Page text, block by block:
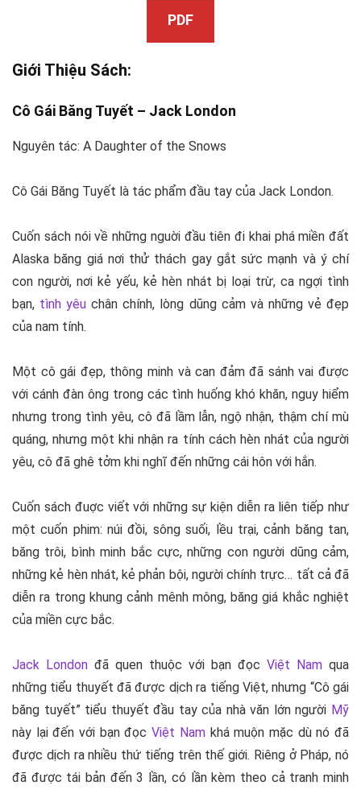
PDF
Giới Thiệu Sách:
Cô Gái Băng Tuyết – Jack London
Nguyên tác: A Daughter of the Snows
Cô Gái Băng Tuyết là tác phẩm đầu tay của Jack London.
Cuốn sách nói về những nguời đầu tiên đi khai phá miền đất
Alaska băng giá nơi thử thách gay gắt sức mạnh và ý chí
con người, nơi kẻ yếu, kẻ hèn nhát bị loại trừ, ca ngợi tình
bạn, tình yêu chân chính, lòng dũng cảm và những vẻ đẹp
của nam tính.
Một cô gái đẹp, thông minh và can đảm đã sánh vai được
với cánh đàn ông trong các tình huống khó khăn, nguy hiểm
nhưng trong tình yêu, cô đã lầm lẫn, ngộ nhận, thậm chí mù
quáng, nhưng một khi nhận ra tính cách hèn nhát của người
yêu, cô đã ghê tởm khi nghĩ đến những cái hôn với hắn.
Cuốn sách đuợc viết với những sự kiện diễn ra liên tiếp như
một cuốn phim: núi đồi, sông suối, lều trại, cảnh băng tan,
băng trôi, bình minh bắc cực, những con người dũng cảm,
những kẻ hèn nhát, kẻ phản bội, người chính trực… tất cả đã
diễn ra trong khung cảnh mênh mông, băng giá khắc nghiệt
của miền cực bắc.
Jack London đã quen thuộc với bạn đọc Việt Nam qua
những tiểu thuyết đã được dịch ra tiếng Việt, nhưng “Cô gái
băng tuyết” tiểu thuyết đầu tay của nhà văn lớn người Mỹ
này lại đến với bạn đọcViệt Namkhá muộn mặc dù nó đã
được dịch ra nhiều thứ tiếng trên thế giới. Riêng ở Pháp, nó
đã được tái bản đến 3 lần, có lần kèm theo cả tranh minh